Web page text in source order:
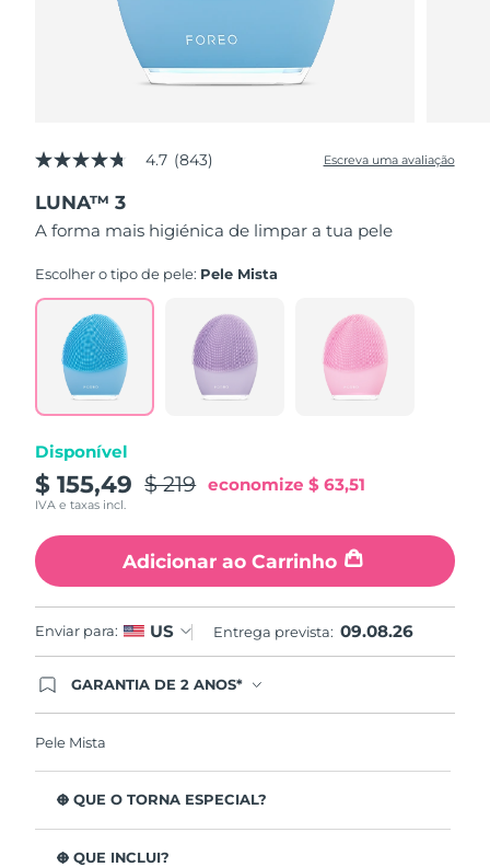
4.7
5
estrelas,
valor
de
Read
Reviews.
Link
abre
mesma
4.7 (843) Escreva uma avaliação
LUNA™ 3
A forma mais higiénica de limpar a tua pele
Escolher o tipo de pele: Pele Mista
Disponível
$ 155,49 $ 219 economize$ 63,51
IVA e taxas incl.
Adicionar ao Carrinho
Enviar para: US Entrega prevista: 09.08.26
GARANTIA DE 2 ANOS*
significa que se você tiver qualquer problema até
produto gratuitamente.*exceto pelo Luna FOFO
e Luna Play plus cuja garantia é de 90 dias.
Pele Mista
O QUE O TORNA ESPECIAL?
impurezas, sebo e resíduos de maquilhagem da pele.
O QUE INCLUI?